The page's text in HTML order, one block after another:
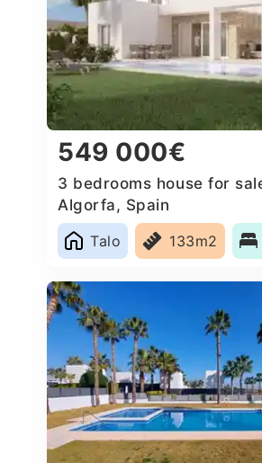
549 000€
3 bedrooms house for
Algorfa, Spain
Talo
133m2